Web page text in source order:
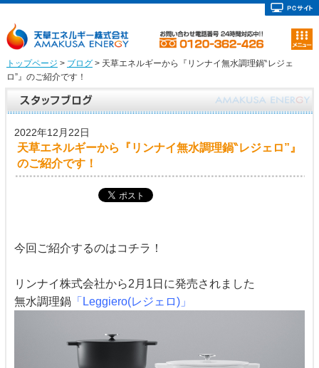
トップページ > ブログ> 天草エネルギーから『リンナイ無水調理鍋‶レジェ
ロ”』のご紹介です！
2022年12月22日
天草エネルギーから『リンナイ無水調理鍋‶レジェロ”』
のご紹介です！
今回ご紹介するのはコチラ！
リンナイ株式会社から2月1日に発売されました
無水調理鍋「Leggiero(レジェロ)」